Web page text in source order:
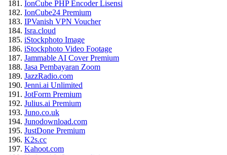
IonCube PHP Encoder Lisensi
IonCube24 Premium
IPVanish VPN Voucher
Isra.cloud
iStockphoto Image
iStockphoto Video Footage
Jammable AI Cover Premium
Jasa Pembayaran Zoom
JazzRadio.com
Jenni.ai Unlimited
JotForm Premium
Julius.ai Premium
Juno.co.uk
Junodownload.com
JustDone Premium
K2s.cc
Kahoot.com